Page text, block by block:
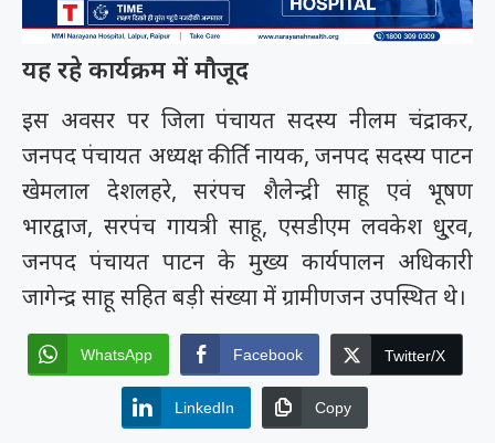
यह रहे कार्यक्रम में मौजूद
इस अवसर पर जिला पंचायत सदस्य नीलम चंद्राकर,
जनपद पंचायत अध्यक्ष कीर्ति नायक, जनपद सदस्य पाटन
खेमलाल देशलहरे, सरंपच शैलेन्द्री साहू एवं भूषण
भारद्वाज, सरपंच गायत्री साहू, एसडीएम लवकेश धु्रव,
जनपद पंचायत पाटन के मुख्य कार्यपालन अधिकारी
जागेन्द्र साहू सहित बड़ी संख्या में ग्रामीणजन उपस्थित थे।
WhatsApp Facebook Twitter/X
LinkedIn Copy